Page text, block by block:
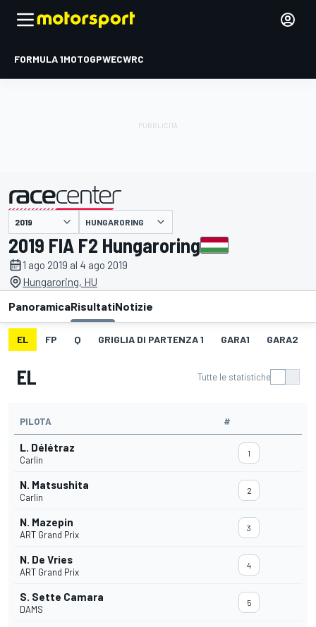
FORMULA 1MOTOGPWECWRC
presentato da HUNGARORING
2019 FIA F2 Hungaroring
1 ago 2019 al 4 ago 2019
Hungaroring, HU
PanoramicaRisultatiNotizie
EL FP Q GRIGLIA DI PARTENZA 1 GARA1 GARA2
EL Tutte le statistiche
PILOTA #
L. Délétraz
Carlin
1
N. Matsushita
Carlin
2
N. Mazepin
ART Grand Prix
3
N. De Vries
ART Grand Prix
4
S. Sette Camara
DAMS
5